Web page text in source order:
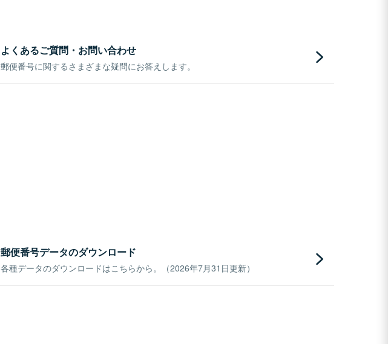
よくあるご質問・お問い合わせ
郵便番号に関するさまざまな疑問にお答えします。
郵便番号データのダウンロード
各種データのダウンロードはこちらから。（2026年7月31日更新）